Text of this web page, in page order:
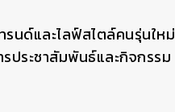
นด์และไลฟ์สไตล์คนรุ่นใหม่
ประชาสัมพันธ์และกิจกรรม